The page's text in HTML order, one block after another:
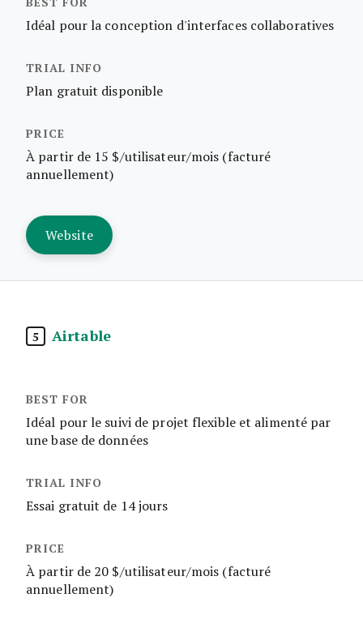
Idéal pour la conception d'interfaces collaboratives
Plan gratuit disponible
À partir de 15 $/utilisateur/mois (facturé
annuellement)
Website
5 Airtable
Idéal pour le suivi de projet flexible et alimenté par
une base de données
Essai gratuit de 14 jours
À partir de 20 $/utilisateur/mois (facturé
annuellement)